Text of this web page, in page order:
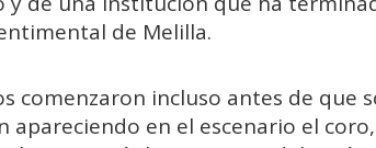
de Melilla.
comenzaron incluso antes de que
apareciendo en el escenario el